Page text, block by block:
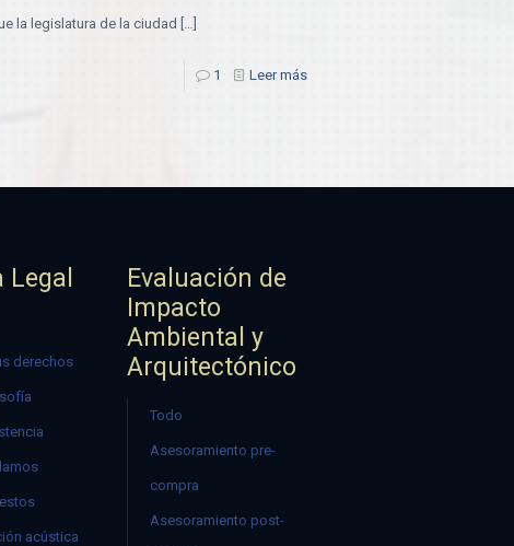
la legislatura de la ciudad […]
1 Leer más
derechos
acústica
Evaluación de
Impacto
Ambiental y
Arquitectónico
Todo
Asesoramiento pre-
compra
Asesoramiento post-